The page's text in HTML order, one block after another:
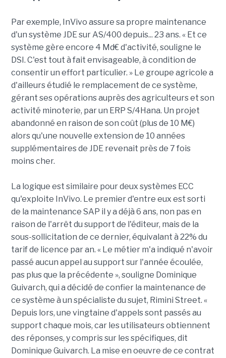
Par exemple, InVivo assure sa propre maintenance
d'un système JDE sur AS/400 depuis... 23 ans. « Et ce
système gère encore 4 Md€ d'activité, souligne le
DSI. C'est tout à fait envisageable, à condition de
consentir un effort particulier. » Le groupe agricole a
d'ailleurs étudié le remplacement de ce système,
gérant ses opérations auprès des agriculteurs et son
activité minoterie, par un ERP S/4Hana. Un projet
abandonné en raison de son coût (plus de 10 M€)
alors qu'une nouvelle extension de 10 années
supplémentaires de JDE revenait près de 7 fois
moins cher.
La logique est similaire pour deux systèmes ECC
qu'exploite InVivo. Le premier d'entre eux est sorti
de la maintenance SAP il y a déjà 6 ans, non pas en
raison de l'arrêt du support de l'éditeur, mais de la
sous-sollicitation de ce dernier, équivalant à 22% du
tarif de licence par an. « Le métier m'a indiqué n'avoir
passé aucun appel au support sur l'année écoulée,
pas plus que la précédente », souligne Dominique
Guivarch, qui a décidé de confier la maintenance de
ce système à un spécialiste du sujet, Rimini Street. «
Depuis lors, une vingtaine d'appels sont passés au
support chaque mois, car les utilisateurs obtiennent
des réponses, y compris sur les spécifiques, dit
Dominique Guivarch. La mise en oeuvre de ce contrat